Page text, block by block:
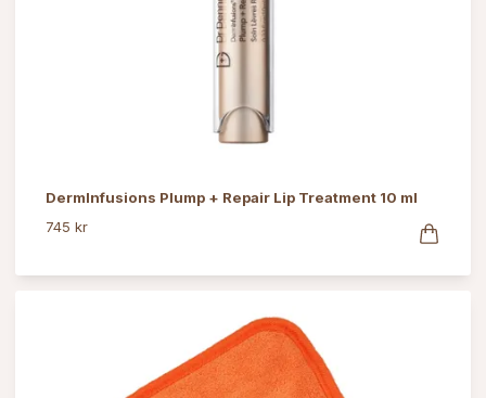
DermInfusions Plump + Repair Lip Treatment 10 ml
745 kr